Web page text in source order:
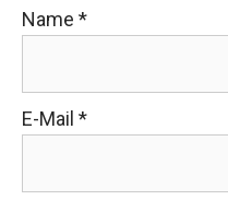
Name *
E-Mail *